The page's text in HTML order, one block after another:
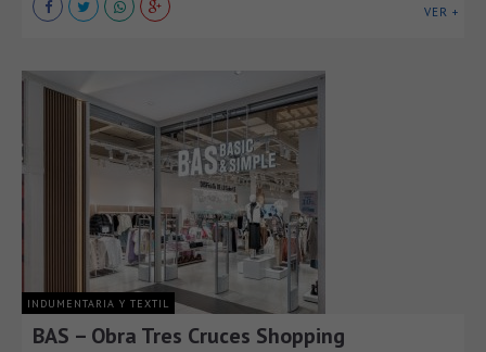
VER +
INDUMENTARIA Y TEXTIL
BAS – Obra Tres Cruces Shopping